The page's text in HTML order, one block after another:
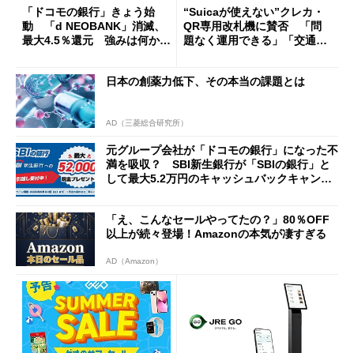
「ドコモの銀行」きょう始
動 「d NEOBANK」消滅、
最大4.5％還元 強みは何か解
“Suicaが使えない”クレカ・
QR専用改札機に賛否 「問
題なく運用できる」「交通系I
日本の創薬力低下、その本当の課題とは
AD（三菱総合研究所）
元グループ会社が「ドコモの銀行」になった不
満を吸収？ SBI新生銀行が「SBIの銀行」と
して最大5.2万円のキャッシュバックキャンペ
「え、こんなセールやってたの？」80％OFF
以上が続々登場！Amazonの本気が凄すぎる
AD（Amazon）